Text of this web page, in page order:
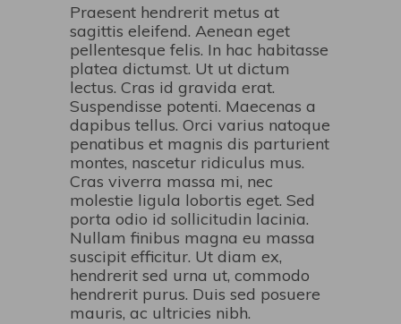
Praesent hendrerit metus at
sagittis eleifend. Aenean eget
pellentesque felis. In hac habitasse
platea dictumst. Ut ut dictum
lectus. Cras id gravida erat.
Suspendisse potenti. Maecenas a
dapibus tellus. Orci varius natoque
penatibus et magnis dis parturient
montes, nascetur ridiculus mus.
Cras viverra massa mi, nec
molestie ligula lobortis eget. Sed
porta odio id sollicitudin lacinia.
Nullam finibus magna eu massa
suscipit efficitur. Ut diam ex,
hendrerit sed urna ut, commodo
hendrerit purus. Duis sed posuere
mauris, ac ultricies nibh.